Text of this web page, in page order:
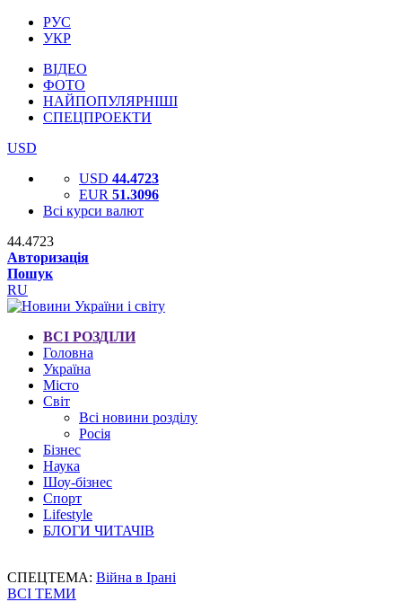
РУС
УКР
ВІДЕО
ФОТО
НАЙПОПУЛЯРНІШІ
СПЕЦПРОЕКТИ
USD
USD 44.4723
EUR 51.3096
Всі курси валют
44.4723
Авторизація
Пошук
RU
ВСІ РОЗДІЛИ
Головна
Україна
Місто
Світ
Всі новини розділу
Росія
Бізнес
Наука
Шоу-бізнес
Спорт
Lifestyle
БЛОГИ ЧИТАЧІВ
СПЕЦТЕМА: Війна в Ірані
ВСІ ТЕМИ